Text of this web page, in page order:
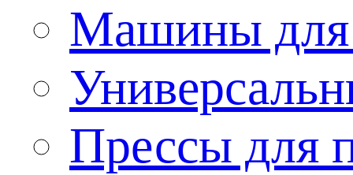
Машины для
Прессы для